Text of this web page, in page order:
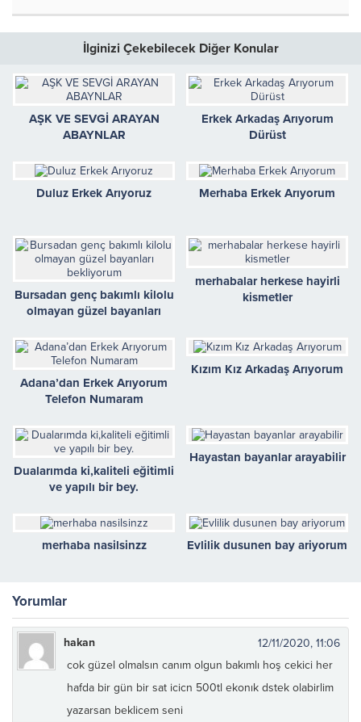
İlginizi Çekebilecek Diğer Konular
AŞK VE SEVGİ ARAYAN
ABAYNLAR
Erkek Arkadaş Arıyorum
Dürüst
Duluz Erkek Arıyoruz Merhaba Erkek Arıyorum
Bursadan genç bakımlı kilolu
olmayan güzel bayanları
merhabalar herkese hayirli
kismetler
Adana’dan Erkek Arıyorum
Telefon Numaram
Kızım Kız Arkadaş Arıyorum
Dualarımda ki,kaliteli eğitimli
ve yapılı bir bey.
Hayastan bayanlar arayabilir
merhaba nasilsinzz Evlilik dusunen bay ariyorum
Yorumlar
hakan
12/11/2020, 11:06
cok güzel olmalsın canım olgun bakımlı hoş cekici her
hafda bir gün bir sat icicn 500tl ekonık dstek olabirlim
yazarsan beklicem seni